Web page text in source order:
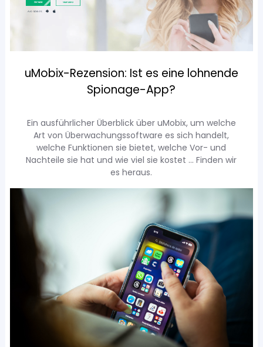
uMobix-Rezension: Ist es eine lohnende
Spionage-App?
Ein ausführlicher Überblick über uMobix, um welche
Art von Überwachungssoftware es sich handelt,
welche Funktionen sie bietet, welche Vor- und
Nachteile sie hat und wie viel sie kostet ... Finden wir
es heraus.